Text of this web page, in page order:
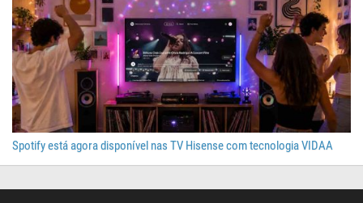
Spotify está agora disponível nas TV Hisense com tecnologia VIDAA